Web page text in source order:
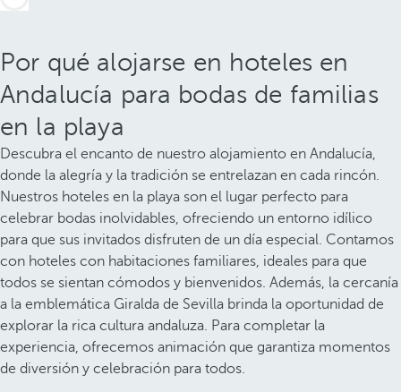
Por qué alojarse en hoteles en
Andalucía para bodas de familias
en la playa
Descubra el encanto de nuestro alojamiento en Andalucía,
donde la alegría y la tradición se entrelazan en cada rincón.
Nuestros hoteles en la playa son el lugar perfecto para
celebrar bodas inolvidables, ofreciendo un entorno idílico
para que sus invitados disfruten de un día especial. Contamos
con hoteles con habitaciones familiares, ideales para que
todos se sientan cómodos y bienvenidos. Además, la cercanía
a la emblemática Giralda de Sevilla brinda la oportunidad de
explorar la rica cultura andaluza. Para completar la
experiencia, ofrecemos animación que garantiza momentos
de diversión y celebración para todos.